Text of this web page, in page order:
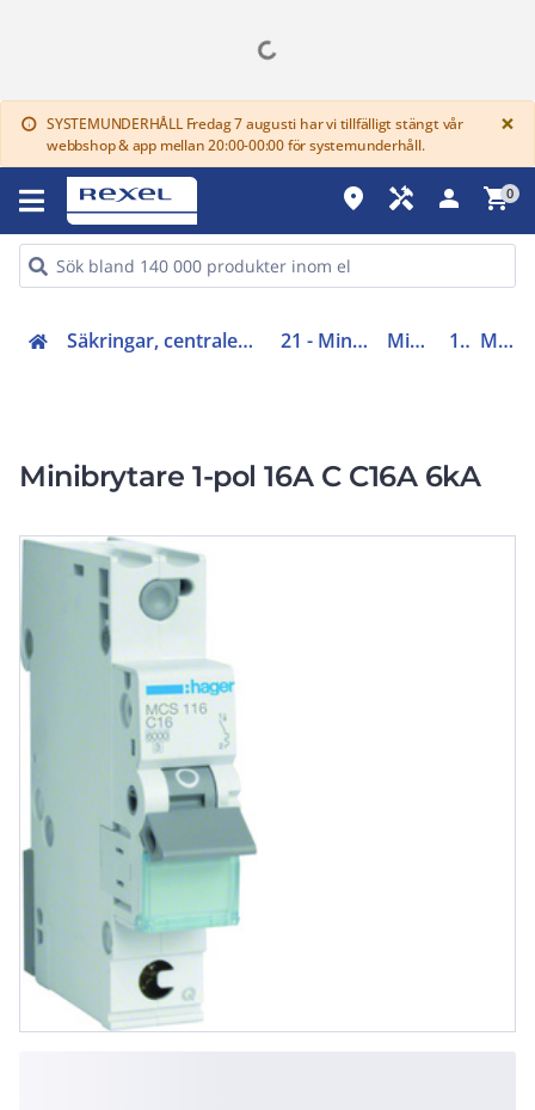
info SYSTEMUNDERHÅLL Fredag 7 augusti har vi tillfälligt stängt vår
webbshop & app mellan 20:00-00:00 för systemunderhåll.
×
place handyman person shopping_cart0
Säkringar, centraler, skåp, elfördelning (20-29) 21 - Minibrytarsystem Minibrytare 1-pol MCS116
Minibrytare 1-pol 16A C C16A 6kA